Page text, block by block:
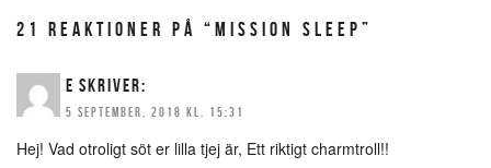
21 REAKTIONER PÅ “MISSION SLEEP”
E SKRIVER:
5 SEPTEMBER, 2018 KL. 15:31
Hej! Vad otroligt söt er lilla tjej är, Ett riktigt charmtroll!!